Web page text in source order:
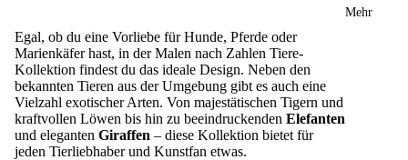
Mehr
Egal, ob du eine Vorliebe für Hunde, Pferde oder
Marienkäfer hast, in der Malen nach Zahlen Tiere-
Kollektion findest du das ideale Design. Neben den
bekannten Tieren aus der Umgebung gibt es auch eine
Vielzahl exotischer Arten. Von majestätischen Tigern und
kraftvollen Löwen bis hin zu beeindruckenden Elefanten
und eleganten Giraffen – diese Kollektion bietet für
jeden Tierliebhaber und Kunstfan etwas.